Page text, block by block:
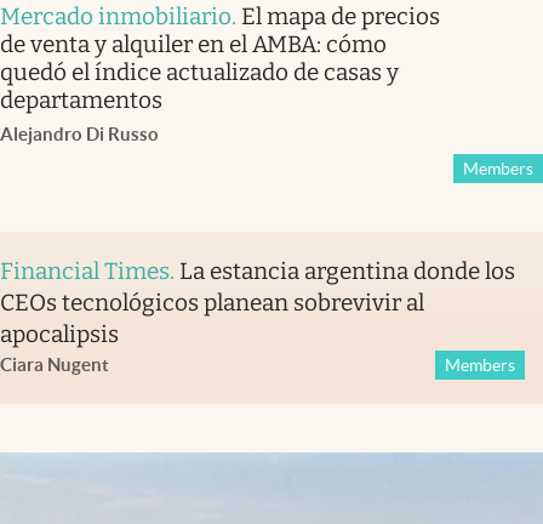
Mercado inmobiliario. El mapa de precios
de venta y alquiler en el AMBA: cómo
quedó el índice actualizado de casas y
departamentos
Alejandro Di Russo
Members
Financial Times. La estancia argentina donde los
CEOs tecnológicos planean sobrevivir al
apocalipsis
Ciara Nugent Members